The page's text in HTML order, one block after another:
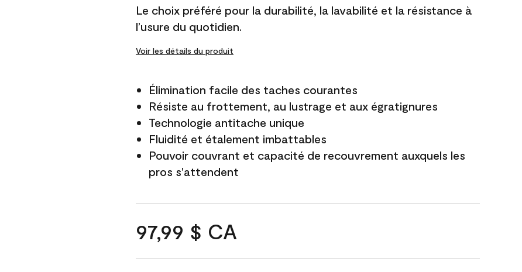
Le choix préféré pour la durabilité, la lavabilité et la résistance à
l’usure du quotidien.
Voir les détails du produit
Élimination facile des taches courantes
Résiste au frottement, au lustrage et aux égratignures
Technologie antitache unique
Fluidité et étalement imbattables
Pouvoir couvrant et capacité de recouvrement auxquels les
pros s'attendent
97,99 $ CA